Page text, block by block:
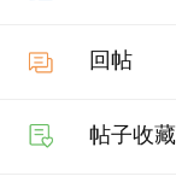
回帖
帖子收藏